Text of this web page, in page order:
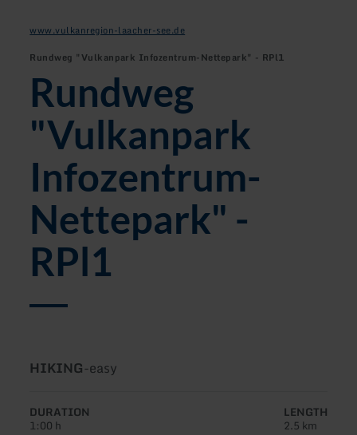
www.vulkanregion-laacher-see.de
Rundweg "Vulkanpark Infozentrum-Nettepark" - RPl1
Rundweg
"Vulkanpark
Infozentrum-
Nettepark" -
RPl1
Type
tour:
HIKING-Difficulty:
easy
DURATION
1:00 h
LENGTH
2.5 km